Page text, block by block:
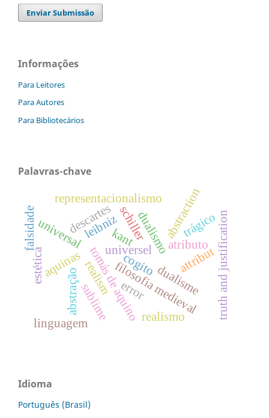
Enviar Submissão
Informações
Para Leitores
Para Autores
Para Bibliotecários
Palavras-chave
descartes dualismoatributo
universal
abstração
cogitodualisme
attribut
universel
abstraction
tomás de aquinofilosofia medieval
realismo
representacionalismo
aquinasrealism
schiller
kant
estética
trágico
sublime truth and justification
leibniz
linguagem
falsidade
error
Idioma
Português (Brasil)